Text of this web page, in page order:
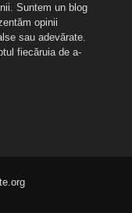
Suntem un blog
opinii
sau adevărate.
fiecăruia de a-